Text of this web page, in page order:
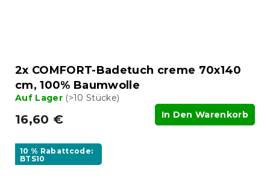
2x COMFORT-Badetuch creme 70x140
cm, 100% Baumwolle
Auf Lager (>10 Stücke)
16,60 € In Den Warenkorb
10 % Rabattcode:
BTS10